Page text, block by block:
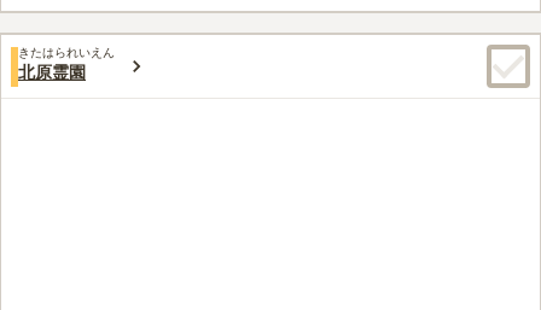
みんなの評価
3.5 口コミ1件
50代男性
周りには民家があまりないので、とても静かです。 外に看板は
あるのですが、わかりにくく入口も狭いので、事前に場所は確認して行く
事をオススメします。
きたはられいえん
北原霊園